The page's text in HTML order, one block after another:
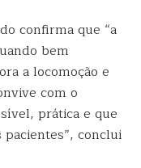
confirma que “a
bem
a locomoção e
com o
prática e que
conclui